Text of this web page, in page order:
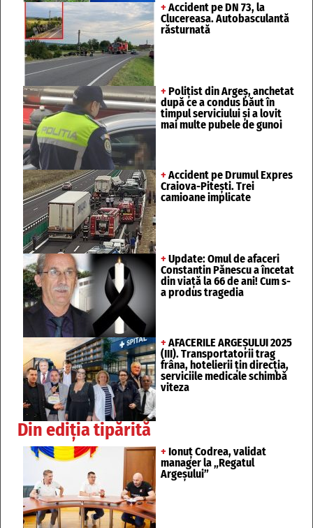
+ Accident pe DN 73, la
Clucereasa. Autobasculantă
răsturnată
+ Polițist din Argeș, anchetat
după ce a condus băut în
timpul serviciului și a lovit
mai multe pubele de gunoi
+ Accident pe Drumul Expres
Craiova-Pitești. Trei
camioane implicate
+ Update: Omul de afaceri
Constantin Pănescu a încetat
din viață la 66 de ani! Cum s-
a produs tragedia
+ AFACERILE ARGEȘULUI 2025
(III). Transportatorii trag
frâna, hotelierii țin direcția,
serviciile medicale schimbă
viteza
Din ediția tipărită
+ Ionuț Codrea, validat
manager la „Regatul
Argeșului”